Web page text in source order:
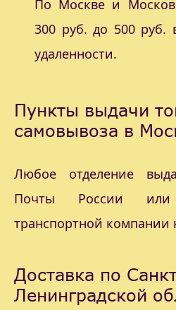
По Москве и
300 руб. до 500 руб.
удаленности.
Пункты выдачи
самовывоза в
Любое отделение
Почты России
транспортной
Доставка по
Ленинградской